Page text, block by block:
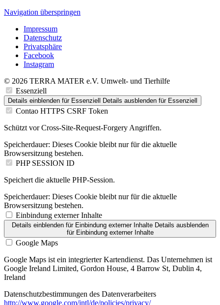
Navigation überspringen
Impressum
Datenschutz
Privatsphäre
Facebook
Instagram
© 2026 TERRA MATER e.V. Umwelt- und Tierhilfe
Essenziell
Details einblenden für Essenziell Details ausblenden für Essenziell
Contao HTTPS CSRF Token
Schützt vor Cross-Site-Request-Forgery Angriffen.
Speicherdauer: Dieses Cookie bleibt nur für die aktuelle
Browsersitzung bestehen.
PHP SESSION ID
Speichert die aktuelle PHP-Session.
Speicherdauer: Dieses Cookie bleibt nur für die aktuelle
Browsersitzung bestehen.
Einbindung externer Inhalte
Details einblendenfür Einbindung externer Inhalte Details ausblenden
für Einbindung externer Inhalte
Google Maps
Google Maps ist ein integrierter Kartendienst. Das Unternehmen ist
Google Ireland Limited, Gordon House, 4 Barrow St, Dublin 4,
Ireland
Datenschutzbestimmungen des Datenverarbeiters
http://www.google.com/intl/de/policies/privacy/